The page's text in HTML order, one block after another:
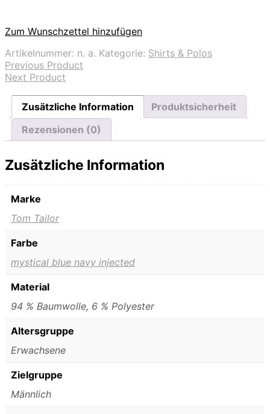
Zum Wunschzettel hinzufügen
Artikelnummer: n. a. Kategorie: Shirts & Polos
Previous Product
Next Product
Zusätzliche Information
Produktsicherheit
Rezensionen (0)
Zusätzliche Information
Marke
Tom Tailor
Farbe
mystical blue navy injected
Material
94 % Baumwolle, 6 % Polyester
Altersgruppe
Erwachsene
Zielgruppe
Männlich